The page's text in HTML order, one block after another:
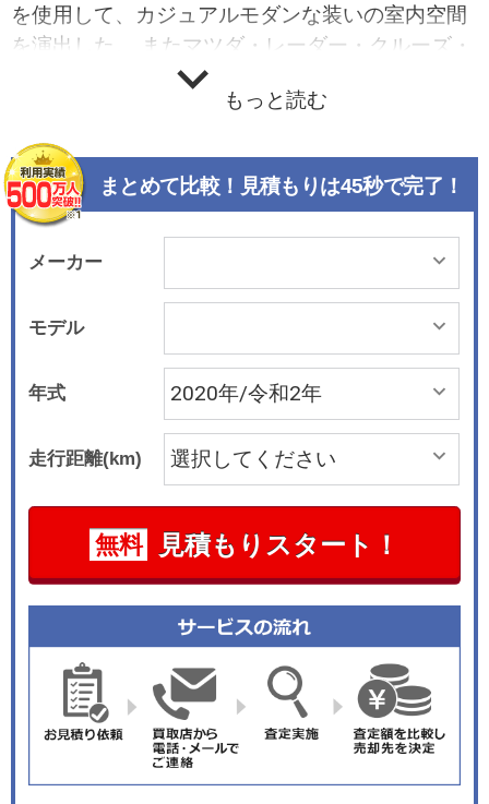
を使用して、カジュアルモダンな装いの室内空間
を演出した。 またマツダ・レーダー・クルーズ・
コントロール（MRCC）や360&#176;ビュー・モ
ニターなどを装備して、安全性を向上。スーパー
アリングヒーターなどを標準装備して、快適性を
高めている。
もっと読む
まとめて比較！見積もりは45秒で完了！
メーカー
モデル
年式
走行距離(km)
無料 見積もりスタート！